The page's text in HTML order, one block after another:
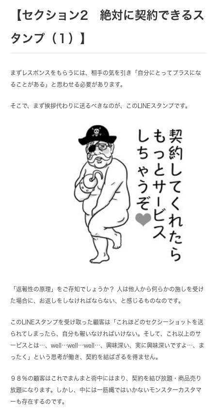
【セクション2 絶対に契約できるス
タンプ（１）】
まずレスポンスをもらうには、相手の気を引き「自分にとってプラスにな
ることがある」と思わせる必要があります。
そこで、まず挨拶代わりに送るべきなのが、このLINEスタンプです。
「返報性の原理」をご存知でしょうか？ 人は他人から何らかの施しを受け
た場合に、お返しをしなければならない、と感じるものなのです。
このLINEスタンプを受け取った顧客は「これほどのセクシーショットを送
られてしまったら、自分も報いなければいけない。そして、これ以上のサ
ービスとは…、well…well…well…、興味深い、実に興味深いですよ…、ま
ったく」という思考が働き、契約を結ばざるを得ません。
９８％の顧客はこれでまんまと術中にはまり、契約を結び放題・商品売り
放題になります。しかし、中には一筋縄ではいかないモンスターカスタマ
ーも存在するのです。